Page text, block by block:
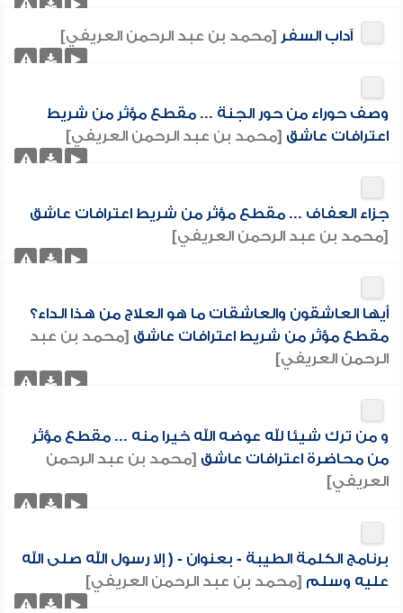
آداب السفر [محمد بن عبد الرحمن العريفي]
وصف حوراء من حور الجنة ... مقطع مؤثر من شريط
اعترافات عاشق [محمد بن عبد الرحمن العريفي]
جزاء العفاف ... مقطع مؤثر من شريط اعترافات عاشق
[محمد بن عبد الرحمن العريفي]
أيها العاشقون والعاشقات ما هو العلاج من هذا الداء؟
مقطع مؤثر من شريط اعترافات عاشق [محمد بن عبد
الرحمن العريفي]
و من ترك شيئا لله عوضه الله خيرا منه ... مقطع مؤثر
من محاضرة اعترافات عاشق [محمد بن عبد الرحمن
العريفي]
برنامج الكلمة الطيبة - بعنوان - ( إلا رسول الله صلى الله
عليه وسلم [محمد بن عبد الرحمن العريفي]